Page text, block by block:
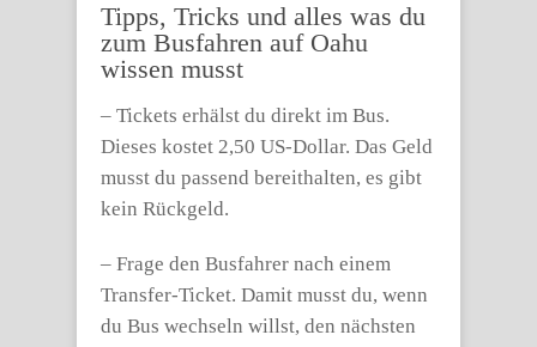
Tipps, Tricks und alles was du
zum Busfahren auf Oahu
wissen musst
– Tickets erhälst du direkt im Bus.
Dieses kostet 2,50 US-Dollar. Das Geld
musst du passend bereithalten, es gibt
kein Rückgeld.
– Frage den Busfahrer nach einem
Transfer-Ticket. Damit musst du, wenn
du Bus wechseln willst, den nächsten